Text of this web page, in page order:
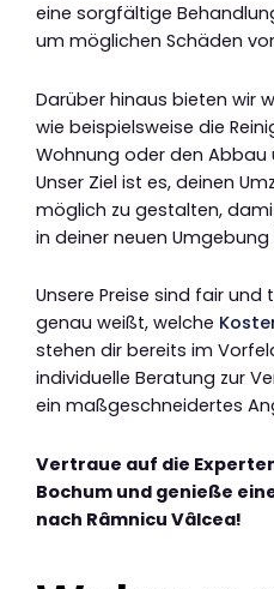
eine sorgfältige
um möglichen Schäden
Darüber hinaus bieten wir
wie beispielsweise die
Wohnung oder den Abbau
Unser Ziel ist es, deinen
möglich zu gestalten,
in deiner neuen
Unsere Preise sind fair
genau weißt, welche
stehen dir bereits im
individuelle Beratung zur
ein maßgeschneidertes
Vertraue auf die
Bochum und genieße
nach Râmnicu Vâlcea!